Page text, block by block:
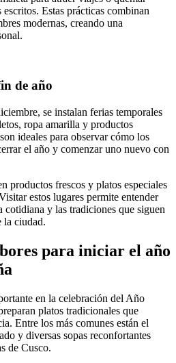
escritos. Estas prácticas combinan
modernas, creando una
de año
se instalan ferias temporales
ropa amarilla y productos
ideales para observar cómo los
el año y comenzar uno nuevo con
productos frescos y platos especiales
estos lugares permite entender
y las tradiciones que siguen
la ciudad.
para iniciar el año
en la celebración del Año
platos tradicionales que
Entre los más comunes están el
y diversas sopas reconfortantes
de Cusco.